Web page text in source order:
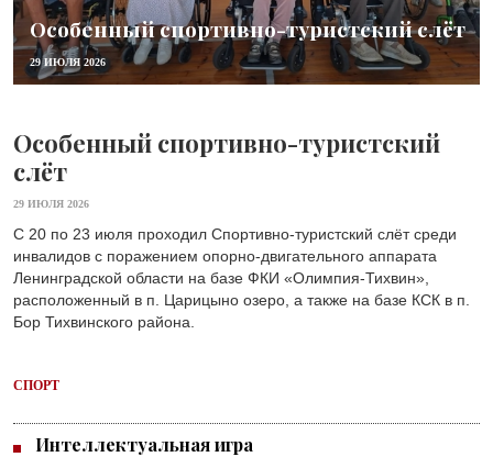
Особенный спортивно-туристский слёт
29 ИЮЛЯ 2026
Особенный спортивно-туристский
слёт
29 ИЮЛЯ 2026
С 20 по 23 июля проходил Спортивно-туристский слёт среди
инвалидов с поражением опорно-двигательного аппарата
Ленинградской области на базе ФКИ «Олимпия-Тихвин»,
расположенный в п. Царицыно озеро, а также на базе КСК в п.
Бор Тихвинского района.
СПОРТ
Интеллектуальная игра